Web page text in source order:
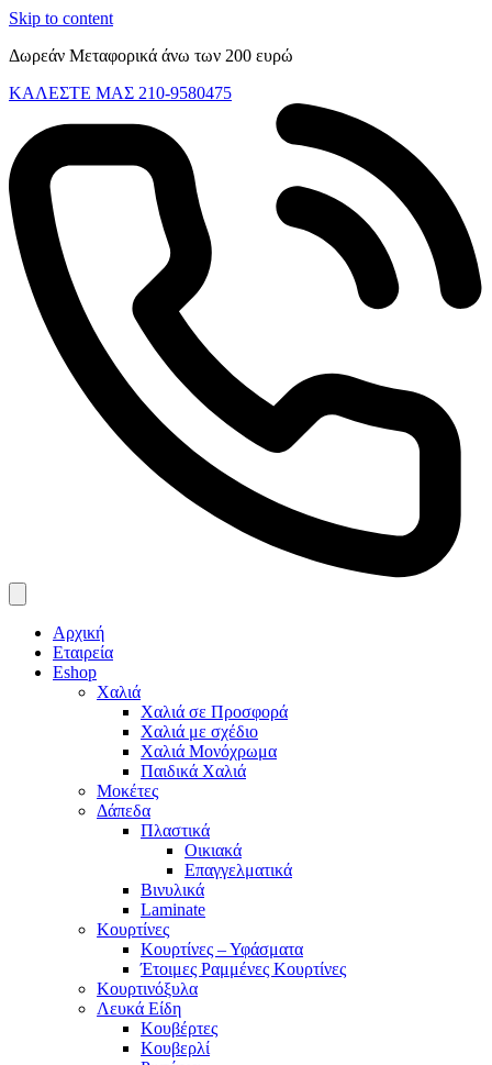
Skip to content
Δωρεάν Μεταφορικά άνω των 200 ευρώ
ΚΑΛΕΣΤΕ ΜΑΣ 210-9580475
Αρχική
Εταιρεία
Eshop
Χαλιά
Χαλιά σε Προσφορά
Χαλιά με σχέδιο
Χαλιά Μονόχρωμα
Παιδικά Χαλιά
Μοκέτες
Δάπεδα
Πλαστικά
Οικιακά
Επαγγελματικά
Βινυλικά
Laminate
Κουρτίνες
Κουρτίνες – Υφάσματα
Έτοιμες Ραμμένες Κουρτίνες
Κουρτινόξυλα
Λευκά Είδη
Κουβέρτες
Κουβερλί